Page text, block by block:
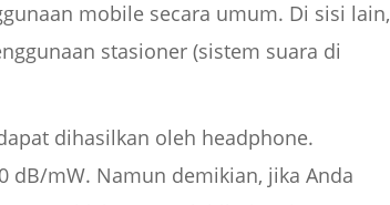
mobile secara umum. Di sisi lain,
stasioner (sistem suara di
dihasilkan oleh headphone.
dB/mW. Namun demikian, jika Anda